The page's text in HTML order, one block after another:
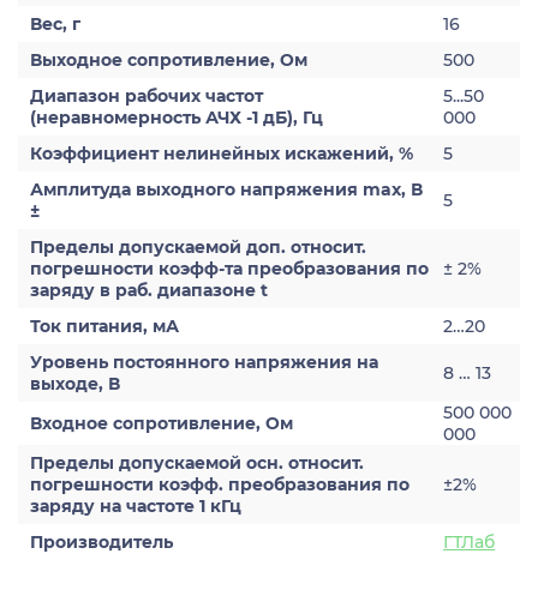
Вес, г
16
Выходное сопротивление, Ом
500
Диапазон рабочих частот
(неравномерность АЧХ -1 дБ), Гц
5...50
000
Коэффициент нелинейных искажений, %
5
Амплитуда выходного напряжения max, В
±
5
Пределы допускаемой доп. относит.
погрешности коэфф-та преобразования по
заряду в раб. диапазоне t
± 2%
Ток питания, мА
2…20
Уровень постоянного напряжения на
выходе, В
8 … 13
Входное сопротивление, Ом
500 000
000
Пределы допускаемой осн. относит.
погрешности коэфф. преобразования по
заряду на частоте 1 кГц
±2%
Производитель ГТЛаб